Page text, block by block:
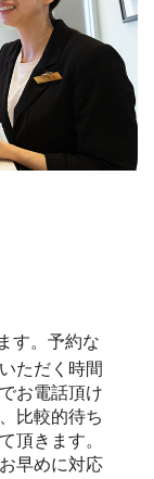
す。予約な
ただく時間
お電話頂け
比較的待ち
頂きます。
早めに対応